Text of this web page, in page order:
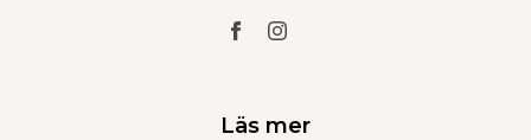
Läs mer